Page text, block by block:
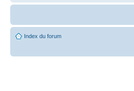
Index du forum